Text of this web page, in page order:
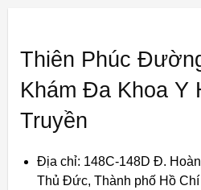
Thiên Phúc
Khám Đa Khoa Y
Truyền
Địa chỉ: 148C-148D Đ.
Thủ Đức, Thành phố Hồ Chí